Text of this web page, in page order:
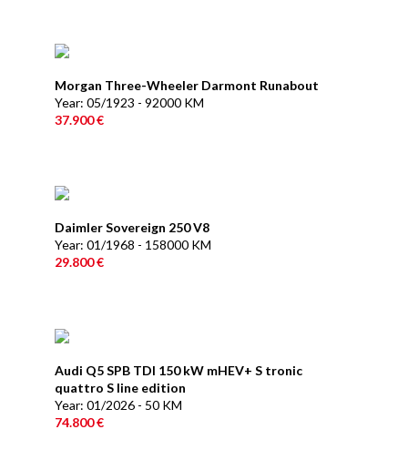
Morgan Three-Wheeler Darmont Runabout
Year: 05/1923 - 92000 KM
37.900 €
Daimler Sovereign 250 V8
Year: 01/1968 - 158000 KM
29.800 €
Audi Q5 SPB TDI 150 kW mHEV+ S tronic
quattro S line edition
Year: 01/2026 - 50 KM
74.800 €